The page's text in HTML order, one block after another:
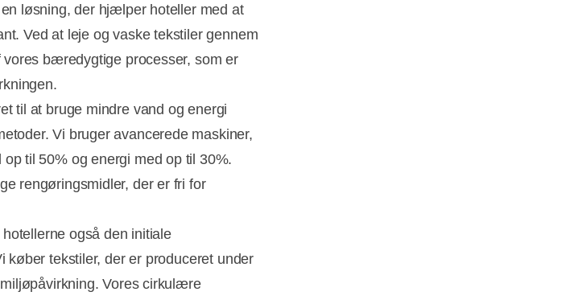
løsning, der hjælper hoteller med at
Ved at leje og vaske tekstiler gennem
bæredygtige processer, som er
til at bruge mindre vand og energi
Vi bruger avancerede maskiner,
til 50% og energi med op til 30%.
rengøringsmidler, der er fri for
også den initiale
køber tekstiler, der er produceret under
Vores cirkulære